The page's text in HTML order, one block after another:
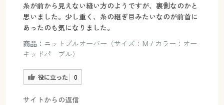
糸が前から見えない縫い方のようですが、裏側なのかと
思いました。少し重く、糸の継ぎ目みたいなのが前首に
あったのも気になりました。
商品： ニットプルオーバー（サイズ：M / カラー：オー
キッドパープル）
役に立った 0
サイトからの返信